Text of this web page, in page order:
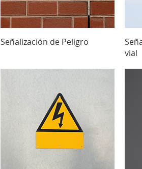
Vista rápida
Señalización de Peligro
vial